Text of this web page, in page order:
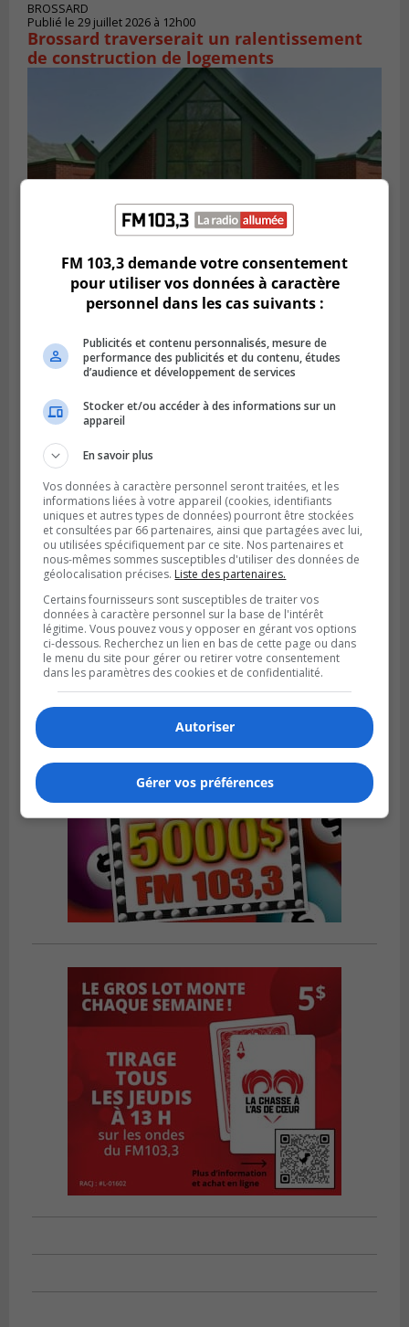
BROSSARD
Publié le 29 juillet 2026 à 12h00
Brossard traverserait un ralentissement
de construction de logements
VIEUX-LONGUEUIL
Publié le 28 juillet 2026 à 07h44
financier pour poursuivre sa mission
BOUCHERVILLE
Publié le 27 juillet 2026 à 19h58
Metro prend les moyens pour protéger son
personnel cadre
FM 103,3 demande votre consentement
pour utiliser vos données à caractère
personnel dans les cas suivants :
Publicités et contenu personnalisés, mesure de
performance des publicités et du contenu, études
d’audience et développement de services
Stocker et/ou accéder à des informations sur un
appareil
En savoir plus
Vos données à caractère personnel seront traitées, et les
informations liées à votre appareil (cookies, identifiants
uniques et autres types de données) pourront être stockées
et consultées par 66 partenaires, ainsi que partagées avec lui,
ou utilisées spécifiquement par ce site. Nos partenaires et
nous-mêmes sommes susceptibles d'utiliser des données de
géolocalisation précises. Liste des partenaires.
Certains fournisseurs sont susceptibles de traiter vos
données à caractère personnel sur la base de l'intérêt
légitime. Vous pouvez vous y opposer en gérant vos options
ci-dessous. Recherchez un lien en bas de cette page ou dans
le menu du site pour gérer ou retirer votre consentement
dans les paramètres des cookies et de confidentialité.
Autoriser
Gérer vos préférences